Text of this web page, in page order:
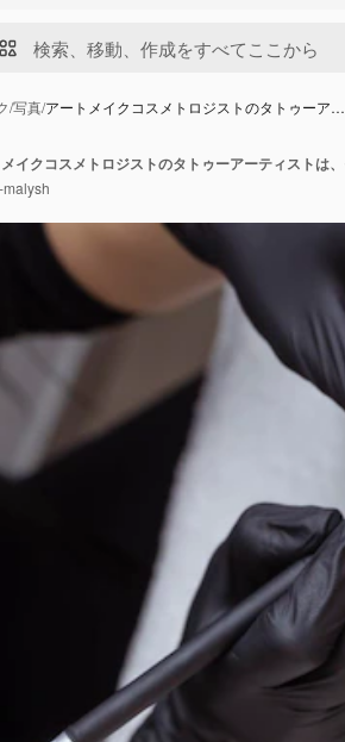
/写真/アートメイクコスメトロジストのタトゥーア…